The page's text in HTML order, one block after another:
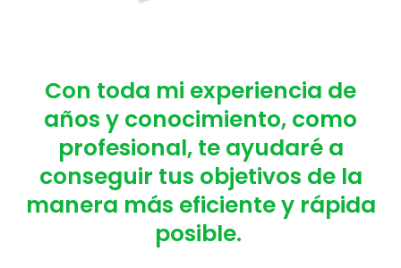
Con toda mi experiencia de
años y conocimiento, como
profesional, te ayudaré a
conseguir tus objetivos de la
manera más eficiente y rápida
posible.